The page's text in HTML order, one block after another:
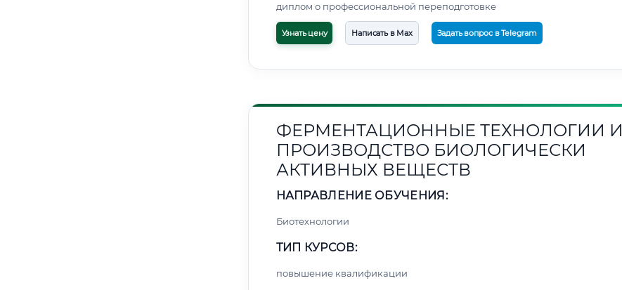
диплом о профессиональной переподготовке
Узнать цену Написать в Max Задать вопрос в Telegram
ФЕРМЕНТАЦИОННЫЕ ТЕХНОЛОГИИ И
ПРОИЗВОДСТВО БИОЛОГИЧЕСКИ
АКТИВНЫХ ВЕЩЕСТВ
НАПРАВЛЕНИЕ ОБУЧЕНИЯ:
Биотехнологии
ТИП КУРСОВ:
повышение квалификации